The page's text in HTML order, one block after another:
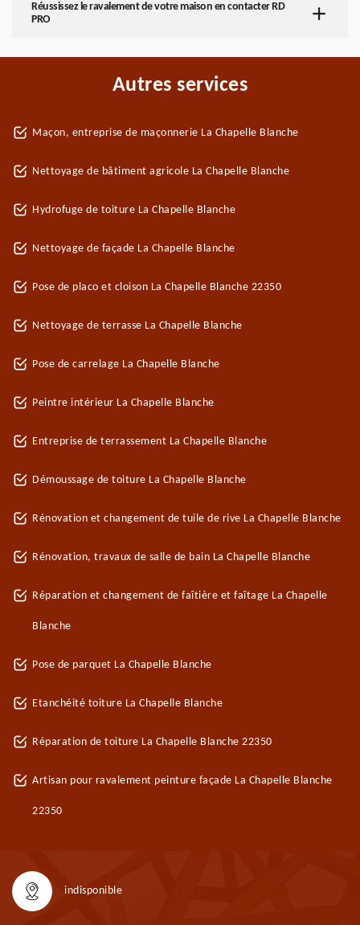
Réussissez le ravalement de votre maison en contacter RD
PRO
Autres services
Maçon, entreprise de maçonnerie La Chapelle Blanche
Nettoyage de bâtiment agricole La Chapelle Blanche
Hydrofuge de toiture La Chapelle Blanche
Nettoyage de façade La Chapelle Blanche
Pose de placo et cloison La Chapelle Blanche 22350
Nettoyage de terrasse La Chapelle Blanche
Pose de carrelage La Chapelle Blanche
Peintre intérieur La Chapelle Blanche
Entreprise de terrassement La Chapelle Blanche
Démoussage de toiture La Chapelle Blanche
Rénovation et changement de tuile de rive La Chapelle Blanche
Rénovation, travaux de salle de bain La Chapelle Blanche
Réparation et changement de faîtière et faîtage La Chapelle
Blanche
Pose de parquet La Chapelle Blanche
Etanchéité toiture La Chapelle Blanche
Réparation de toiture La Chapelle Blanche 22350
Artisan pour ravalement peinture façade La Chapelle Blanche
22350
indisponible